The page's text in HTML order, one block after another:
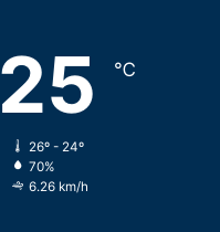
25 ℃
26º - 24º
70%
6.26 km/h